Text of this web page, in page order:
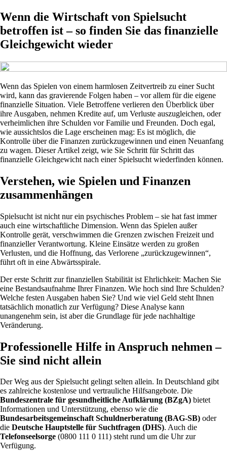
Wenn die Wirtschaft von Spielsucht
betroffen ist – so finden Sie das finanzielle
Gleichgewicht wieder
Wenn das Spielen von einem harmlosen Zeitvertreib zu einer Sucht
wird, kann das gravierende Folgen haben – vor allem für die eigene
finanzielle Situation. Viele Betroffene verlieren den Überblick über
ihre Ausgaben, nehmen Kredite auf, um Verluste auszugleichen, oder
verheimlichen ihre Schulden vor Familie und Freunden. Doch egal,
wie aussichtslos die Lage erscheinen mag: Es ist möglich, die
Kontrolle über die Finanzen zurückzugewinnen und einen Neuanfang
zu wagen. Dieser Artikel zeigt, wie Sie Schritt für Schritt das
finanzielle Gleichgewicht nach einer Spielsucht wiederfinden können.
Verstehen, wie Spielen und Finanzen
zusammenhängen
Spielsucht ist nicht nur ein psychisches Problem – sie hat fast immer
auch eine wirtschaftliche Dimension. Wenn das Spielen außer
Kontrolle gerät, verschwimmen die Grenzen zwischen Freizeit und
finanzieller Verantwortung. Kleine Einsätze werden zu großen
Verlusten, und die Hoffnung, das Verlorene „zurückzugewinnen“,
führt oft in eine Abwärtsspirale.
Der erste Schritt zur finanziellen Stabilität ist Ehrlichkeit: Machen Sie
eine Bestandsaufnahme Ihrer Finanzen. Wie hoch sind Ihre Schulden?
Welche festen Ausgaben haben Sie? Und wie viel Geld steht Ihnen
tatsächlich monatlich zur Verfügung? Diese Analyse kann
unangenehm sein, ist aber die Grundlage für jede nachhaltige
Veränderung.
Professionelle Hilfe in Anspruch nehmen –
Sie sind nicht allein
Der Weg aus der Spielsucht gelingt selten allein. In Deutschland gibt
es zahlreiche kostenlose und vertrauliche Hilfsangebote. Die
Bundeszentrale für gesundheitliche Aufklärung (BZgA) bietet
Informationen und Unterstützung, ebenso wie die
Bundesarbeitsgemeinschaft Schuldnerberatung (BAG-SB) oder
die Deutsche Hauptstelle für Suchtfragen (DHS). Auch die
Telefonseelsorge (0800 111 0 111) steht rund um die Uhr zur
Verfügung.